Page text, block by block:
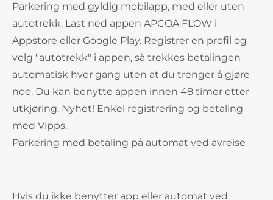
Parkering med gyldig mobilapp, med eller uten
autotrekk. Last ned appen APCOA FLOW i
Appstore eller Google Play. Registrer en profil og
velg "autotrekk" i appen, så trekkes betalingen
automatisk hver gang uten at du trenger å gjøre
noe. Du kan benytte appen innen 48 timer etter
utkjøring. Nyhet! Enkel registrering og betaling
med Vipps.
Parkering med betaling på automat ved avreise
Hvis du ikke benytter app eller automat ved